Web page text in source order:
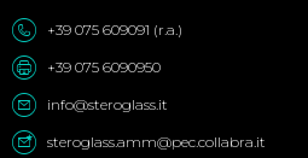
+39 075 609091 (r.a.)
+39 075 6090950
info@steroglass.it
steroglass.amm@pec.collabra.it